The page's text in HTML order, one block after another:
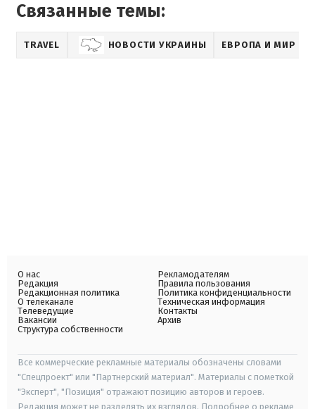
Связанные темы:
TRAVEL НОВОСТИ УКРАИНЫ ЕВРОПА И МИР
О нас
Редакция
Редакционная политика
О телеканале
Телеведущие
Вакансии
Структура собственности
Рекламодателям
Правила пользования
Политика конфиденциальности
Техническая информация
Контакты
Архив
Все коммерческие рекламные материалы обозначены словами
"Спецпроект" или "Партнерский материал". Материалы с пометкой
"Эксперт", "Позиция" отражают позицию авторов и героев.
Редакция может не разделять их взглядов. Подробнее о рекламе